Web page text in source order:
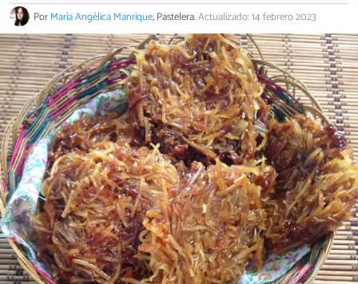
PorMaría Angélica Manrique, Pastelera.Actualizado: 14 febrero 2023